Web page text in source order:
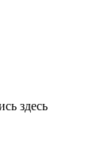
здесь